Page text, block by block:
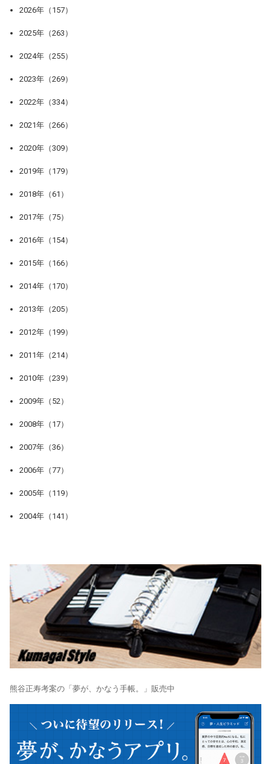
2026年（157）
2025年（263）
2024年（255）
2023年（269）
2022年（334）
2021年（266）
2020年（309）
2019年（179）
2018年（61）
2017年（75）
2016年（154）
2015年（166）
2014年（170）
2013年（205）
2012年（199）
2011年（214）
2010年（239）
2009年（52）
2008年（17）
2007年（36）
2006年（77）
2005年（119）
2004年（141）
熊谷正寿考案の「夢が、かなう手帳。」販売中